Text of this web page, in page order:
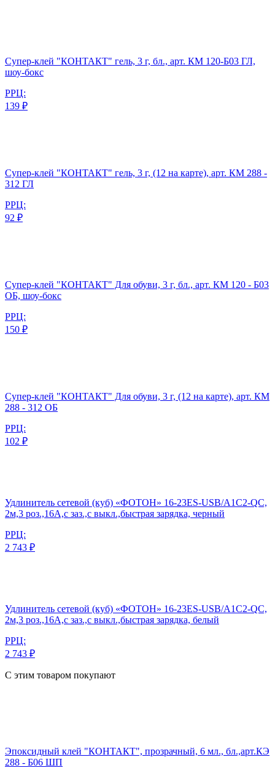
Супер-клей "КОНТАКТ" гель, 3 г, бл., арт. КМ 120-Б03 ГЛ,
шоу-бокс
РРЦ:
139 ₽
Супер-клей "КОНТАКТ" гель, 3 г, (12 на карте), арт. КМ 288 -
312 ГЛ
РРЦ:
92 ₽
Супер-клей "КОНТАКТ" Для обуви, 3 г, бл., арт. КМ 120 - Б03
ОБ, шоу-бокс
РРЦ:
150 ₽
Супер-клей "КОНТАКТ" Для обуви, 3 г, (12 на карте), арт. КМ
288 - 312 ОБ
РРЦ:
102 ₽
Удлинитель сетевой (куб) «ФОТОН» 16-23ES-USB/A1C2-QC,
2м,3 роз.,16А,с заз.,с выкл.,быстрая зарядка, черный
РРЦ:
2 743 ₽
Удлинитель сетевой (куб) «ФОТОН» 16-23ES-USB/A1C2-QC,
2м,3 роз.,16А,с заз.,с выкл.,быстрая зарядка, белый
РРЦ:
2 743 ₽
С этим товаром покупают
Эпоксидный клей "КОНТАКТ", прозрачный, 6 мл., бл.,арт.КЭ
288 - Б06 ШП